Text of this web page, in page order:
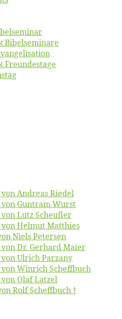
Bibelseminare
Freundestage
An­dre­as Riedel
Gun­tram Wurst
Lutz Scheufler
Hel­mut Matthies
Niels Petersen
Dr. Ger­hard Maier
Ul­rich Parzany
Win­rich Scheffbuch
Olaf Latzel
Rolf Scheffbuch †